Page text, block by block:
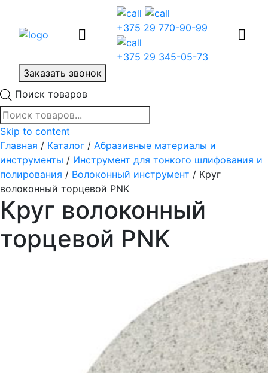
+375 29 770-90-99
+375 29 345-05-73
Заказать звонок
Поиск товаров
Skip to content
Главная / Каталог / Абразивные материалы и
инструменты / Инструмент для тонкого шлифования и
полирования / Волоконный инструмент / Круг
волоконный торцевой PNK
Круг волоконный
торцевой PNK